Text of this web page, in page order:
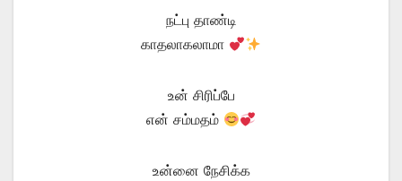
நட்பு தாண்டி
காதலாகலாமா
உன் சிரிப்பே
என் சம்மதம்
உன்னை நேசிக்க